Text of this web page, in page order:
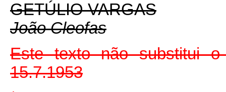
GETÚLIO VARGAS
João Cleofas
Este texto não substitui
15.7.1953